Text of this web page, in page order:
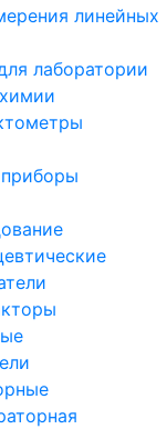
линейных
лаборатории